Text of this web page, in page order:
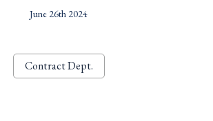
RECRUIT
NEWS
June 26th 2024
Contract Dept.